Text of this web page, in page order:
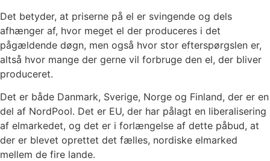
Det betyder, at priserne på el er svingende og dels
afhænger af, hvor meget el der produceres i det
pågældende døgn, men også hvor stor efterspørgslen er,
altså hvor mange der gerne vil forbruge den el, der bliver
produceret.
Det er både Danmark, Sverige, Norge og Finland, der er en
del af NordPool. Det er EU, der har pålagt en liberalisering
af elmarkedet, og det er i forlængelse af dette påbud, at
der er blevet oprettet det fælles, nordiske elmarked
mellem de fire lande.